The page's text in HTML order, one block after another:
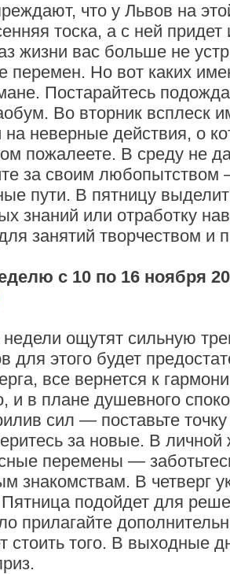
что у Львов на
тоска, а с ней придет
жизни вас больше не
перемен. Но вот каких
Постарайтесь
Во вторник всплеск
неверные действия, о
пожалеете. В среду не
за своим любопытством
пути. В пятницу
знаний или отработку
занятий творчеством и
с 10 по 16 ноября
ощутят сильную
для этого будет
все вернется к
и в плане душевного
сил — поставьте
за новые. В
перемены —
знакомствам. В четверг
подойдет для
прилагайте
стоить того. В выходные